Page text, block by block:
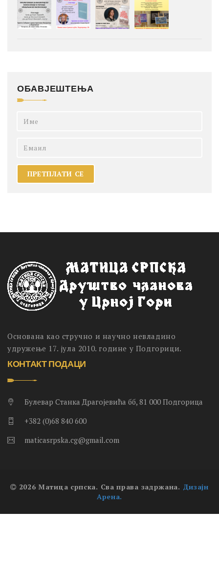
ОБАВЈЕШТЕЊА
Основана као стручно и научно невладино
удружење 17. јула 2010. године у Подгорици.
КОНТАКТ ПОДАЦИ
Булевар Станка Драгојевића бб, 81 000 Подгорица
+382 (0)68 840 600
maticasrpska.cg@gmail.com
2026 Матица српска. Сва права задржана. Дизајн
Арена.